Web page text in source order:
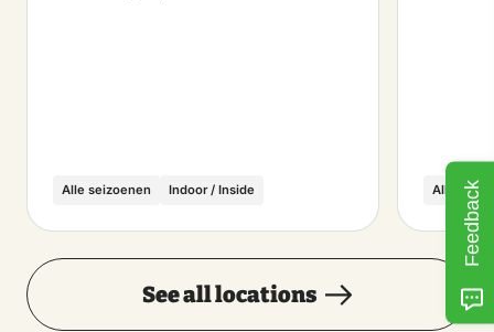
Alle seizoenen Indoor / Inside Alle
See all locations
Feedback